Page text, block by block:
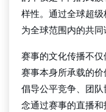
样性。通过全球超
为全球范围内的共同
赛事的文化传播不
赛事本身所承载的
倡导公平竞争、团
念通过赛事的直播